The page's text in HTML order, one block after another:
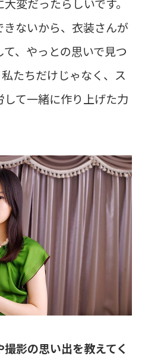
ないから、衣装さんが
、やっとの思いで見つ
たちだけじゃなく、ス
て一緒に作り上げた力
撮影の思い出を教えてく